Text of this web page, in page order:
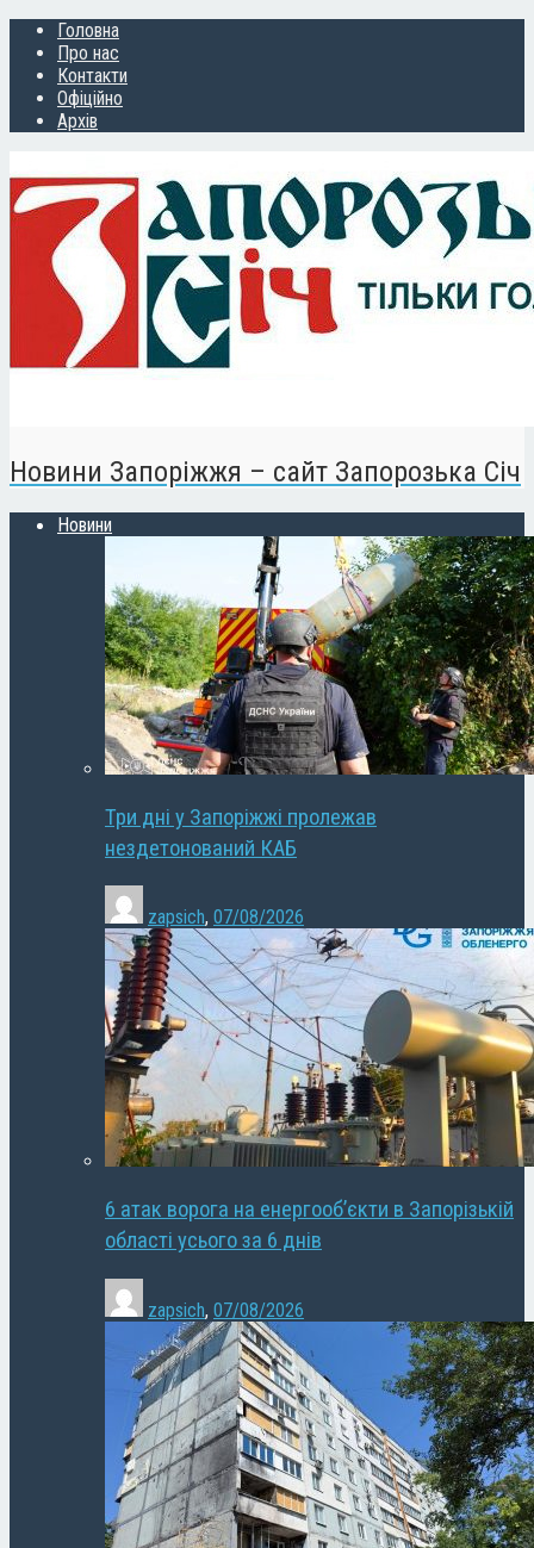
Головна
Про нас
Контакти
Офіційно
Архів
Новини Запоріжжя – сайт Запорозька Січ
Новини
Три дні у Запоріжжі пролежав
нездетонований КАБ
zapsich, 07/08/2026
6 атак ворога на енергооб’єкти в Запорізькій
області усього за 6 днів
zapsich, 07/08/2026